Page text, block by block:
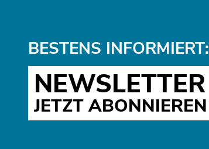
BESTENS INFORMIERT:
NEWSLETTER
JETZT ABONNIEREN